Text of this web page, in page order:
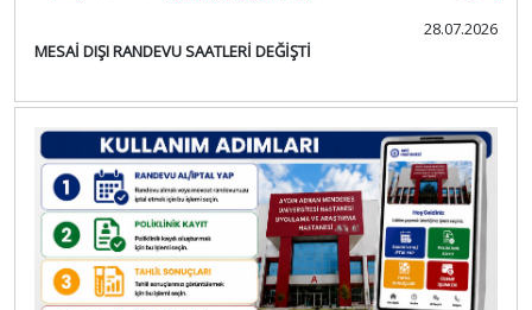
28.07.2026
MESAİ DIŞI RANDEVU SAATLERİ DEĞİŞTİ